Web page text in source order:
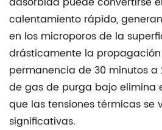
calentamiento rápido,
en los microporos de la
drásticamente la
permanencia de 30 minutos a
de gas de purga bajo elimina
que las tensiones térmicas se
significativas.